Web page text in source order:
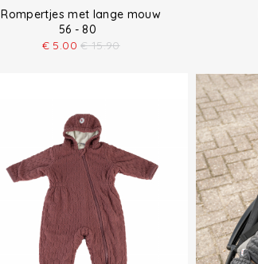
Rompertjes met lange mouw
56 - 80
€ 5.00 € 15.90